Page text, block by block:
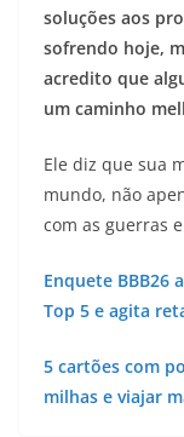
soluções aos
sofrendo hoje,
acredito que
um caminho
Ele diz que sua
mundo, não
com as guerras
Enquete BBB26
Top 5 e agita
5 cartões com
milhas e viajar